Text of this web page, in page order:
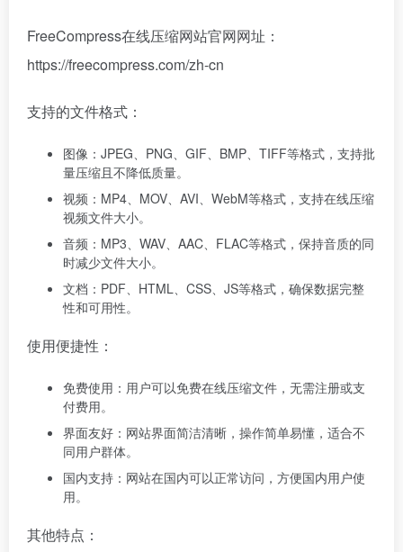
FreeCompress在线压缩网站官网网址：
https://freecompress.com/zh-cn
支持的文件格式：
图像：JPEG、PNG、GIF、BMP、TIFF等格式，支持批
量压缩且不降低质量。
视频：MP4、MOV、AVI、WebM等格式，支持在线压缩
视频文件大小。
音频：MP3、WAV、AAC、FLAC等格式，保持音质的同
时减少文件大小。
文档：PDF、HTML、CSS、JS等格式，确保数据完整
性和可用性。
使用便捷性：
免费使用：用户可以免费在线压缩文件，无需注册或支
付费用。
界面友好：网站界面简洁清晰，操作简单易懂，适合不
同用户群体。
国内支持：网站在国内可以正常访问，方便国内用户使
用。
其他特点：